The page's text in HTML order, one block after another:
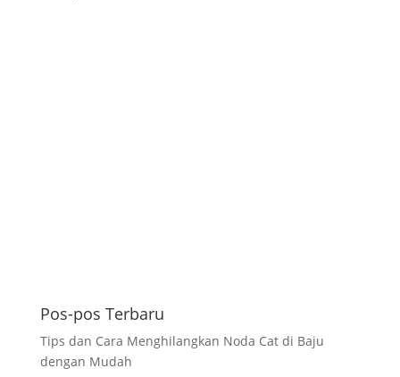
Pos-pos Terbaru
Tips dan Cara Menghilangkan Noda Cat di Baju
dengan Mudah